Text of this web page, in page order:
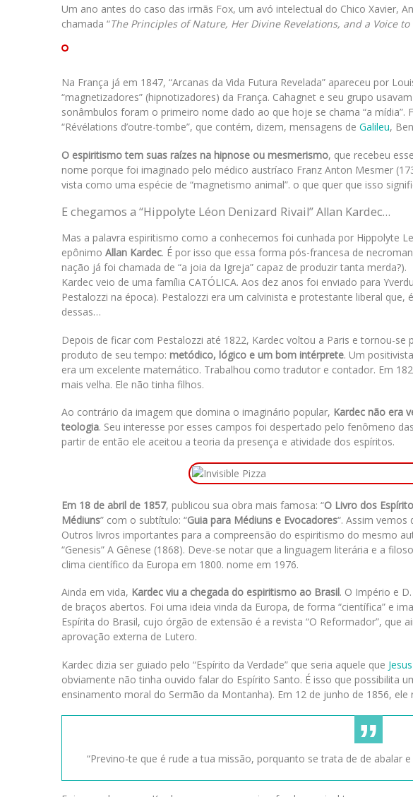
Um ano antes do caso das irmãs Fox, um avó intelectual do Chico Xavier,
chamada “The Principles of Nature, Her Divine Revelations, and a Voice to
Na França já em 1847, “Arcanas da Vida Futura Revelada” apareceu por
“magnetizadores” (hipnotizadores) da França. Cahagnet e seu grupo
sonâmbulos foram o primeiro nome dado ao que hoje se chama “a
“Révélations d’outre-tombe”, que contém, dizem, mensagens de Galileu,
O espiritismo tem suas raízes na hipnose ou mesmerismo, que recebeu esse
nome porque foi imaginado pelo médico austríaco Franz Anton Mesmer
vista como uma espécie de “magnetismo animal”. o que quer que isso
E chegamos a “Hippolyte Léon Denizard Rivail” Allan Kardec…
Mas a palavra espiritismo como a conhecemos foi cunhada por Hippolyte
epônimo Allan Kardec. É por isso que essa forma pós-francesa de
nação já foi chamada de “a joia da Igreja” capaz de produzir tanta merda?).
Kardec veio de uma família CATÓLICA. Aos dez anos foi enviado para
Pestalozzi na época). Pestalozzi era um calvinista e protestante liberal
dessas…
Depois de ficar com Pestalozzi até 1822, Kardec voltou a Paris e tornou-
produto de seu tempo: metódico, lógico e um bom intérprete. Um
era um excelente matemático. Trabalhou como tradutor e contador. Em
mais velha. Ele não tinha filhos.
Ao contrário da imagem que domina o imaginário popular, Kardec não era
teologia. Seu interesse por esses campos foi despertado pelo fenômeno
partir de então ele aceitou a teoria da presença e atividade dos espíritos.
Em 18 de abril de 1857, publicou sua obra mais famosa: “O Livro dos
Médiuns” com o subtítulo: “Guia para Médiuns e Evocadores“. Assim
Outros livros importantes para a compreensão do espiritismo do mesmo
“Genesis” A Gênese (1868). Deve-se notar que a linguagem literária e a
clima científico da Europa em 1800. nome em 1976.
Ainda em vida, Kardec viu a chegada do espiritismo ao Brasil. O Império e
de braços abertos. Foi uma ideia vinda da Europa, de forma “científica” e
Espírita do Brasil, cujo órgão de extensão é a revista “O Reformador”, que
aprovação externa de Lutero.
Kardec dizia ser guiado pelo “Espírito da Verdade” que seria aquele que Jesus
obviamente não tinha ouvido falar do Espírito Santo. É isso que possibilita
ensinamento moral do Sermão da Montanha). Em 12 de junho de 1856, ele
“Previno-te que é rude a tua missão, porquanto se trata de de abalar